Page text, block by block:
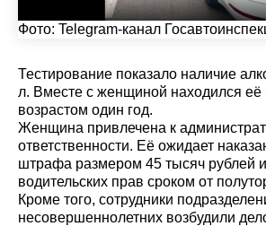
Фото: Telegram-канал
Тестирование показало наличие
л. Вместе с женщиной находился её
возрастом один год.
Женщина привлечена к
ответственности. Её ожидает
штрафа размером 45 тысяч рублей
водительских прав сроком от
Кроме того, сотрудники
несовершеннолетних возбудили